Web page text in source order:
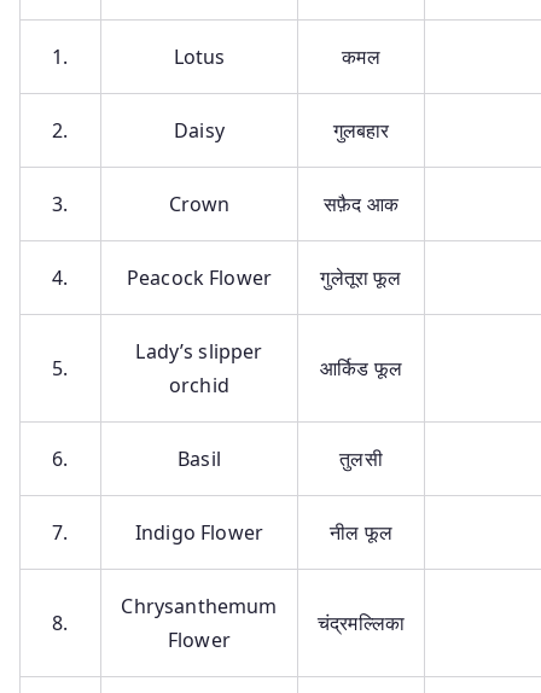
1. Lotus कमल
2. Daisy गुलबहार
3. Crown सफ़ैद आक
4. Peacock Flower गुलेतूरा फूल
5.
Lady’s slipper
orchid
आर्किड फूल
6. Basil तुलसी
7. Indigo Flower नील फूल
8.
Chrysanthemum
Flower
चंद्रमल्लिका